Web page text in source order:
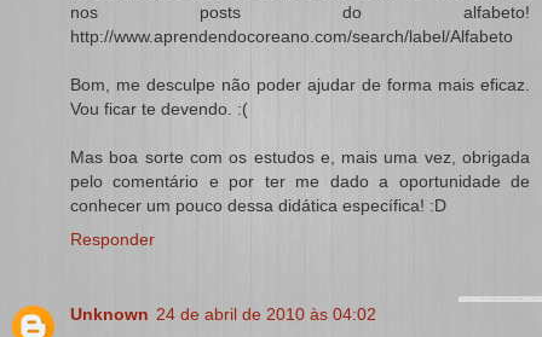
nos posts do alfabeto!
http://www.aprendendocoreano.com/search/label/Alfabeto
Bom, me desculpe não poder ajudar de forma mais eficaz.
Vou ficar te devendo. :(
Mas boa sorte com os estudos e, mais uma vez, obrigada
pelo comentário e por ter me dado a oportunidade de
conhecer um pouco dessa didática específica! :D
Responder
Unknown 24 de abril de 2010 às 04:02